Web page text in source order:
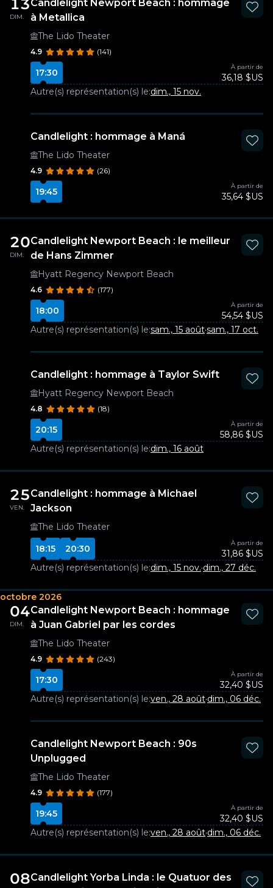
13
DIM.
Candlelight Newport Beach : hommage
à Metallica
The Lido Theater
4.9 (141)
17:30
À partir de
36,18 $US
Autre(s) représentation(s) le:dim., 15 nov.
Candlelight : hommage à Maná
The Lido Theater
4.9 (26)
19:45
À partir de
35,64 $US
20
DIM.
Candlelight Newport Beach : le meilleur
de Hans Zimmer
Hyatt Regency Newport Beach
4.6 (177)
18:00
À partir de
54,54 $US
Autre(s) représentation(s) le:sam., 15 août·sam., 17 oct.
Candlelight : hommage à Taylor Swift
Hyatt Regency Newport Beach
4.8 (18)
20:15
À partir de
58,86 $US
Autre(s) représentation(s) le:dim., 16 août
25
VEN.
Candlelight : hommage à Michael
Jackson
The Lido Theater
18:15
20:30
À partir de
31,86 $US
Autre(s) représentation(s) le:dim., 15 nov.·dim., 27 déc.
octobre 2026
04
DIM.
Candlelight Newport Beach : hommage
à Juan Gabriel par les cordes
The Lido Theater
4.9 (243)
17:30
À partir de
32,40 $US
Autre(s) représentation(s) le:ven., 28 août·dim., 06 déc.
Candlelight Newport Beach : 90s
Unplugged
The Lido Theater
4.9 (177)
19:45
À partir de
32,40 $US
Autre(s) représentation(s) le:ven., 28 août·dim., 06 déc.
08Candlelight Yorba Linda : le Quatuor des